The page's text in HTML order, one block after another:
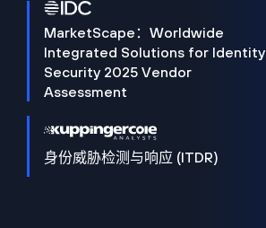
MarketScape：Worldwide
Integrated Solutions for Identity
Security 2025 Vendor
Assessment
身份威胁检测与响应 (ITDR)